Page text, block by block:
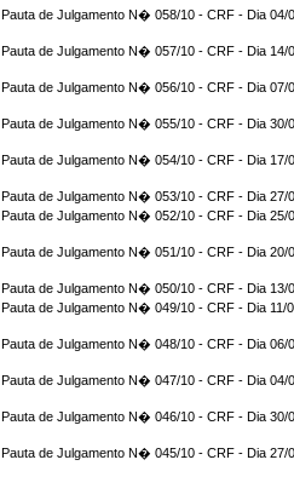
Pauta de Julgamento N� 058/10 - CRF - Dia 04/
Pauta de Julgamento N� 057/10 - CRF - Dia 14/
Pauta de Julgamento N� 056/10 - CRF - Dia 07/
Pauta de Julgamento N� 055/10 - CRF - Dia 30/
Pauta de Julgamento N� 054/10 - CRF - Dia 17/
Pauta de Julgamento N� 053/10 - CRF - Dia 27/
Pauta de Julgamento N� 052/10 - CRF - Dia 25/
Pauta de Julgamento N� 051/10 - CRF - Dia 20/
Pauta de Julgamento N� 050/10 - CRF - Dia 13/
Pauta de Julgamento N� 049/10 - CRF - Dia 11/
Pauta de Julgamento N� 048/10 - CRF - Dia 06/
Pauta de Julgamento N� 047/10 - CRF - Dia 04/
Pauta de Julgamento N� 046/10 - CRF - Dia 30/
Pauta de Julgamento N� 045/10 - CRF - Dia 27/